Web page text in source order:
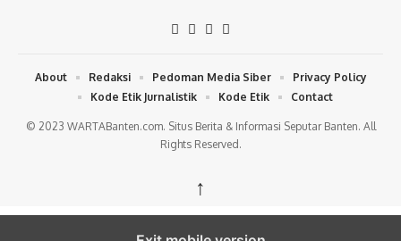
© 2023 WARTABanten.com. Situs Berita & Informasi Seputar Banten. All
Rights Reserved.
About Redaksi Pedoman Media Siber
Privacy Policy
Kode Etik Jurnalistik
Kode Etik Contact
↑